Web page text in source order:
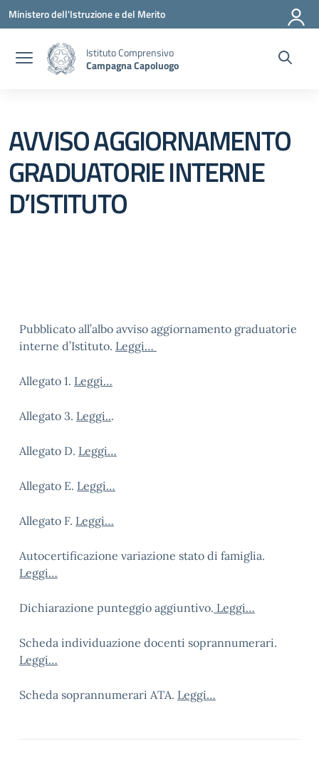
Vai ai contenuti
Vai al menu di navigazione
Vai al footer
Ministero dell'Istruzione e del Merito
Istituto Comprensivo
Campagna Capoluogo
AVVISO AGGIORNAMENTO
GRADUATORIE INTERNE
D’ISTITUTO
Pubblicato all’albo avviso aggiornamento graduatorie
interne d’Istituto. Leggi…
Allegato 1. Leggi…
Allegato 3. Leggi...
Allegato D. Leggi…
Allegato E. Leggi…
Allegato F. Leggi…
Autocertificazione variazione stato di famiglia.
Leggi…
Dichiarazione punteggio aggiuntivo. Leggi…
Scheda individuazione docenti soprannumerari.
Leggi…
Scheda soprannumerari ATA. Leggi…